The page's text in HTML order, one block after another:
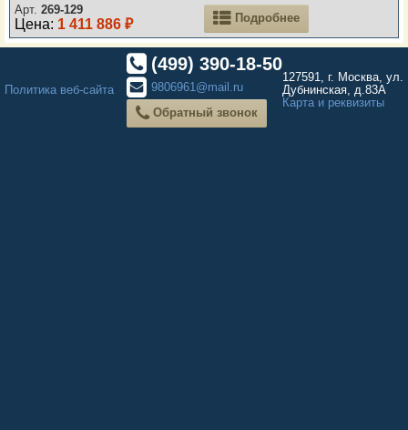
Арт. 269-129
Цена: 1 411 886 ₽ Подробнее
Политика веб-сайта
(499) 390-18-50
9806961@mail.ru
Обратный звонок
127591, г. Москва, ул.
Дубнинская, д.83А
Карта и реквизиты